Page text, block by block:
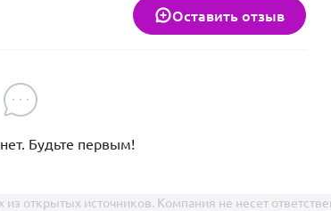
Оставить отзыв
Будьте первым!
открытых источников. Компания не несет